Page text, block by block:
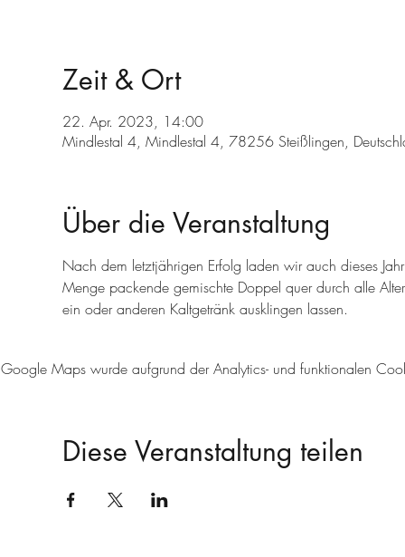
Zeit & Ort
22. Apr. 2023, 14:00
Mindlestal 4, Mindlestal 4, 78256 Steißlingen,
Über die Veranstaltung
Nach dem letztjährigen Erfolg laden wir auch dieses
Menge packende gemischte Doppel quer durch alle
ein oder anderen Kaltgetränk ausklingen lassen.
Google Maps wurde aufgrund der Analytics- und funktionalen
Diese Veranstaltung teilen